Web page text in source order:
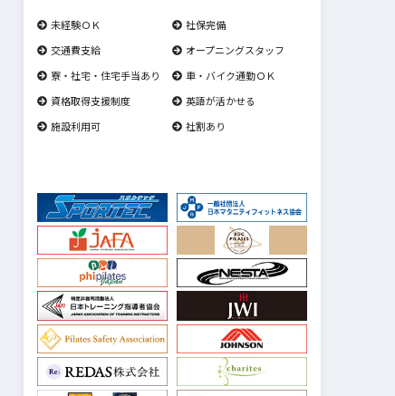
未経験ＯＫ
社保完備
交通費支給
オープニングスタッフ
寮・社宅・住宅手当あり
車・バイク通勤ＯＫ
資格取得支援制度
英語が活かせる
施設利用可
社割あり